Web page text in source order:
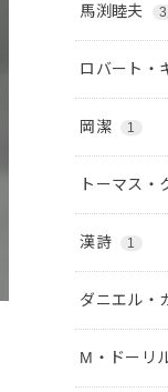
馬渕睦夫 3
ロバート・
岡潔 1
トーマス・
漢詩 1
ダニエル・
M・ドーリ